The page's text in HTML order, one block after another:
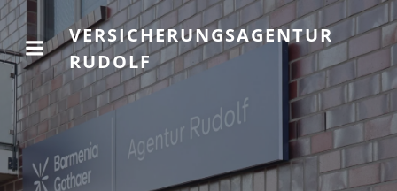
VERSICHERUNGSAGENTUR
RUDOLF